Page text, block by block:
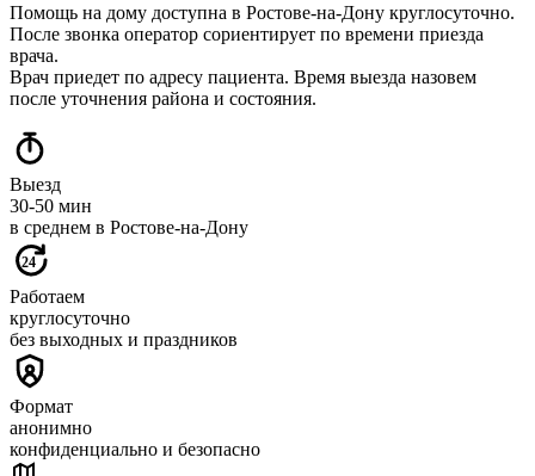
Помощь на дому доступна в Ростове-на-Дону круглосуточно.
После звонка оператор сориентирует по времени приезда
врача.
Врач приедет по адресу пациента. Время выезда назовем
после уточнения района и состояния.
Выезд
30-50 мин
в среднем в Ростове-на-Дону
24
Работаем
круглосуточно
без выходных и праздников
Формат
анонимно
конфиденциально и безопасно